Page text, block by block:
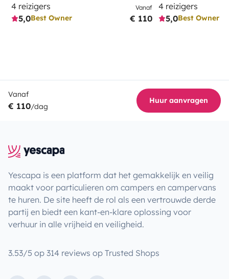
4 reizigers
5,0Best Owner
Vanaf
€ 110
4 reizigers
5,0Best Owner
Vanaf
€ 110/dag
Huur aanvragen
Yescapa is een platform dat het gemakkelijk en veilig
maakt voor particulieren om campers en campervans
te huren. De site heeft de rol als een vertrouwde derde
partij en biedt een kant-en-klare oplossing voor
verhuur in alle vrijheid en veiligheid.
3.53/5 op 314 reviews op Trusted Shops